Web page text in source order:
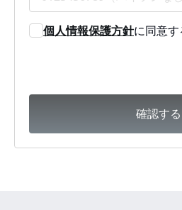
個人情報保護方針に同意す
確認する